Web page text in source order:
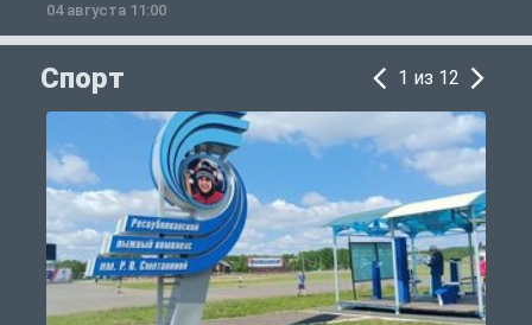
04 августа 11:00
Спорт 1 из 12